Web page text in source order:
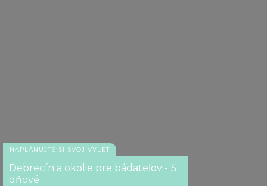
NAPLÁNUJTE SI SVOJ VÝLET
Debrecín a okolie pre bádateľov - 5
dňové